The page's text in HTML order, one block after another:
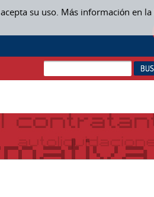
su uso. Más información en la